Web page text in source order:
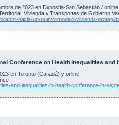
de 2023 en Donostia-San Sebastián / online
Vivienda y Transportes de Gobierno
hacia-un-nuevo-modelo-vivienda-
Conference on Health Inequalities and
en Toronto (Canadá) y online
and-inequalities-in-health-conference-in-